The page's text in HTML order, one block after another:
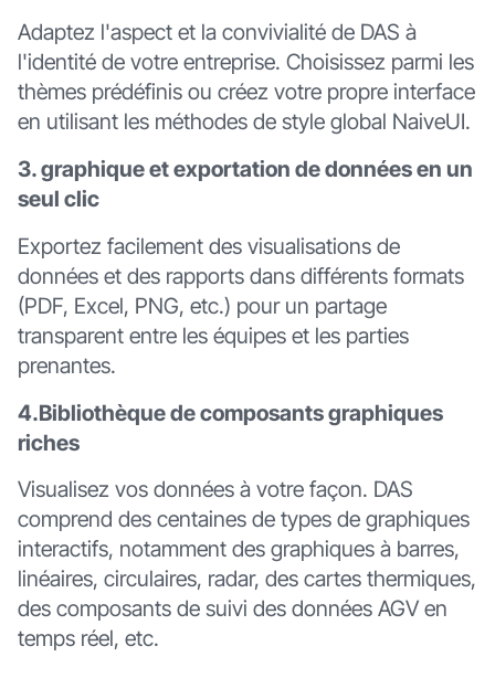
Adaptez l'aspect et la convivialité de DAS à
l'identité de votre entreprise. Choisissez parmi les
thèmes prédéfinis ou créez votre propre interface
en utilisant les méthodes de style global NaiveUI.
3. graphique et exportation de données en un
seul clic
Exportez facilement des visualisations de
données et des rapports dans différents formats
(PDF, Excel, PNG, etc.) pour un partage
transparent entre les équipes et les parties
prenantes.
4.Bibliothèque de composants graphiques
riches
Visualisez vos données à votre façon. DAS
comprend des centaines de types de graphiques
interactifs, notamment des graphiques à barres,
linéaires, circulaires, radar, des cartes thermiques,
des composants de suivi des données AGV en
temps réel, etc.